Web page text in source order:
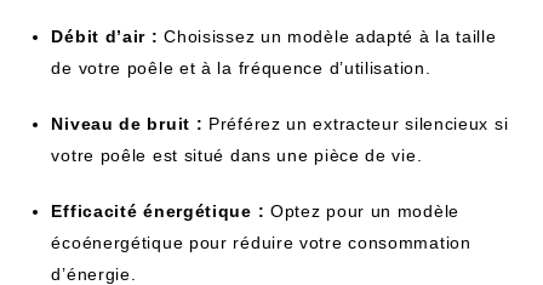
Débit d’air : Choisissez un modèle adapté à la taille
de votre poêle et à la fréquence d’utilisation.
Niveau de bruit : Préférez un extracteur silencieux si
votre poêle est situé dans une pièce de vie.
Efficacité énergétique : Optez pour un modèle
écoénergétique pour réduire votre consommation
d’énergie.